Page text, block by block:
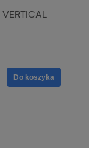
Do koszyka